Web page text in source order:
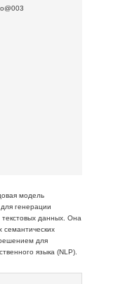
модель
генерации
текстовых данных. Она
семантических
для
языка (NLP).